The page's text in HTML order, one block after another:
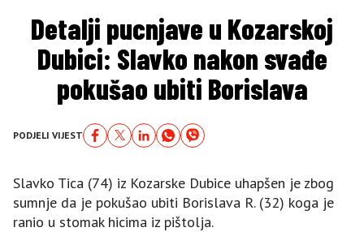
Detalji pucnjave u Kozarskoj
Dubici: Slavko nakon svađe
pokušao ubiti Borislava
PODJELI VIJEST
Slavko Tica (74) iz Kozarske Dubice uhapšen je zbog
sumnje da je pokušao ubiti Borislava R. (32) koga je
ranio u stomak hicima iz pištolja.